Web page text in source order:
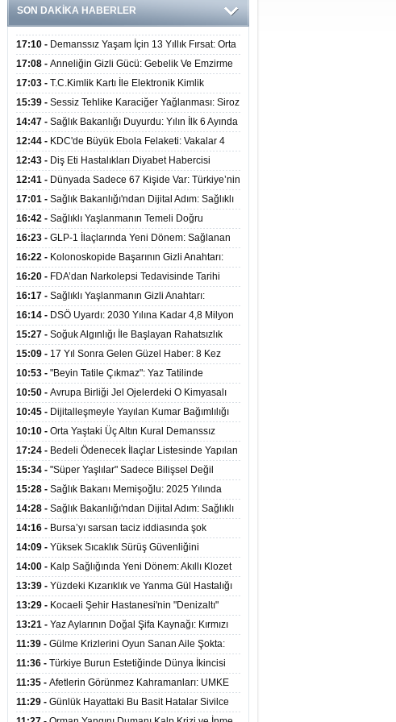
SON DAKİKA HABERLER
17:10 - Demanssız Yaşam İçin 13 Yıllık Fırsat: Orta
Yaştaki Yaşam Tarzı Beyin Sağlığını Belirliyor
17:08 - Anneliğin Gizli Gücü: Gebelik Ve Emzirme
Biyolojik Dayanıklılığı Artırabilir Mi?
17:03 - T.C.Kimlik Kartı İle Elektronik Kimlik
Doğrulama Yöntemi (Biyometrik Kimlik Doğrulama
Sistemi) 07.08.2026
15:39 - Sessiz Tehlike Karaciğer Yağlanması: Siroz
Ve Kalp Krizine Davetiye Çıkarıyor!
14:47 - Sağlık Bakanlığı Duyurdu: Yılın İlk 6 Ayında
10 Binden Fazla Hasta Hiperbarik Oksijen Tedavisi
Aldı
12:44 - KDC'de Büyük Ebola Felaketi: Vakalar 4
Bini Aştı, Virüste Mutasyon Şüphesi!
12:43 - Diş Eti Hastalıkları Diyabet Habercisi
Olabilir: Ağız Sağlığı Ve Şeker Arasındaki Çift Yönlü
Bağ Kanıtlandı
12:41 - Dünyada Sadece 67 Kişide Var: Türkiye’nin
İlk Bundgaard Sendromu Vakası Diyarbakır’da
Teşhis Edildi
17:01 - Sağlık Bakanlığı'ndan Dijital Adım: Sağlıklı
Hayat Merkezlerinde Uzaktan Danışmanlık Dönemi
Başladı
16:42 - Sağlıklı Yaşlanmanın Temeli Doğru
Beslenmeden Geçiyor: İleri Yaşta Hangi Besin
Öğelerine İhtiyaç Duyuluyor?
16:23 - GLP-1 İlaçlarında Yeni Dönem: Sağlanan
Faydalar Yalnızca Kilo Kaybıyla Sınırlı Değil
16:22 - Kolonoskopide Başarının Gizli Anahtarı:
Yetersiz Bağırsak Temizliği Poliplerin Gözden
Kaçmasına Neden Oluyor
16:20 - FDA’dan Narkolepsi Tedavisinde Tarihi
Onay: Oreksin Sistemini Hedefleyen İlk İlaç
Kullanıma Sunuldu
16:17 - Sağlıklı Yaşlanmanın Gizli Anahtarı:
Düzenli Kuvvet Antrenmanı Kas Ve Kemik Sağlığını
Koruyor
16:14 - DSÖ Uyardı: 2030 Yılına Kadar 4,8 Milyon
Hemşire ve Ebe Açığı Oluşabilir
15:27 - Soğuk Algınlığı İle Başlayan Rahatsızlık
Karaciğer Yetmezliği Çıktı: 17 Yıl Sonra Nakille
Hayata Tutundu
15:09 - 17 Yıl Sonra Gelen Güzel Haber: 8 Kez
Reddedilen Hastaya 9'uncu Çağrıda Nakil Yapıldı
10:53 - "Beyin Tatile Çıkmaz": Yaz Tatilinde
Öğrenilenlerin Yüzde 39'u Unutulabiliyor
10:50 - Avrupa Birliği Jel Ojelerdeki O Kimyasalı
Yasakladı: Kısırlık ve Alerji Riski Uyarısı
10:45 - Dijitalleşmeyle Yayılan Kumar Bağımlılığı
Beyni ve Aileyi Yıkıma Uğratıyor
10:10 - Orta Yaştaki Üç Altın Kural Demanssız
Yaşamı 13 Yıl Uzatabiliyor
17:24 - Bedeli Ödenecek İlaçlar Listesinde Yapılan
Düzenlemeler Hakkında Duyuru 2026/30
15:34 - "Süper Yaşlılar" Sadece Bilişsel Değil
Fiziksel Olarak da Daha Sağlıklı Yaşıyor
15:28 - Sağlık Bakanı Memişoğlu: 2025 Yılında
300 Bini Aşkın Kişiye Emzirme Eğitimi Verildi
14:28 - Sağlık Bakanlığı'ndan Dijital Adım: Sağlıklı
Hayat Merkezlerinde Uzaktan Sağlık Hizmeti
Başladı
14:16 - Bursa’yı sarsan taciz iddiasında şok
gelişme!
14:09 - Yüksek Sıcaklık Sürüş Güvenliğini
Düşürüyor: 40 Derecede Güvenli Sürüş Süresi 53
Dakikaya İniyor
14:00 - Kalp Sağlığında Yeni Dönem: Akıllı Klozet
Kapağı 30 Saniyede Ritim Bozukluğunu Tespit
Ediyor
13:39 - Yüzdeki Kızarıklık ve Yanma Gül Hastalığı
(Rozasea) Belirtisi Olabilir
13:29 - Kocaeli Şehir Hastanesi'nin "Denizaltı"
Görünümlü Ünitesi Hastalara Umut Oluyor
13:21 - Yaz Aylarının Doğal Şifa Kaynağı: Kırmızı
Meyveler Bağışıklığı ve Kalbi Koruyor
11:39 - Gülme Krizlerini Oyun Sanan Aile Şokta:
3,5 Yaşındaki Çocuk 8 Kez Felç Geçirdi
11:36 - Türkiye Burun Estetiğinde Dünya İkincisi
Oldu
11:35 - Afetlerin Görünmez Kahramanları: UMKE
Dev Kadrosuyla Görev Başında
11:29 - Günlük Hayattaki Bu Basit Hatalar Sivilce